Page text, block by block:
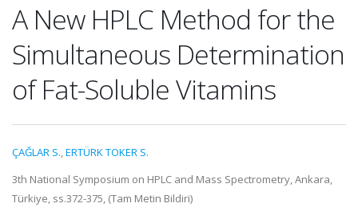
A New HPLC Method for the
Simultaneous Determination
of Fat-Soluble Vitamins
ÇAĞLAR S.,ERTÜRK TOKER S.
3th National Symposium on HPLC and Mass Spectrometry, Ankara,
Türkiye, ss.372-375, (Tam Metin Bildiri)